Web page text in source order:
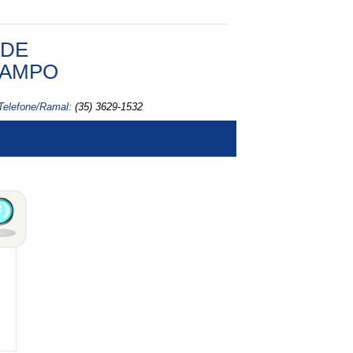
Ramal: (35) 3629-1532